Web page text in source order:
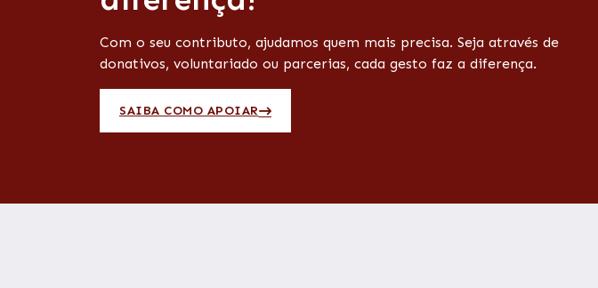
Com o seu contributo, ajudamos quem mais precisa. Seja através de
donativos, voluntariado ou parcerias, cada gesto faz a diferença.
SAIBA COMO APOIAR